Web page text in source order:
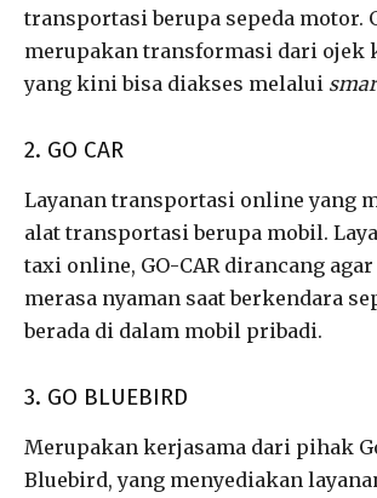
transportasi berupa sepeda motor.
merupakan transformasi dari ojek
yang kini bisa diakses melalui
2. GO CAR
Layanan transportasi online yang
alat transportasi berupa mobil.
taxi online, GO-CAR dirancang
merasa nyaman saat berkendara
berada di dalam mobil pribadi.
3. GO BLUEBIRD
Merupakan kerjasama dari pihak
Bluebird, yang menyediakan